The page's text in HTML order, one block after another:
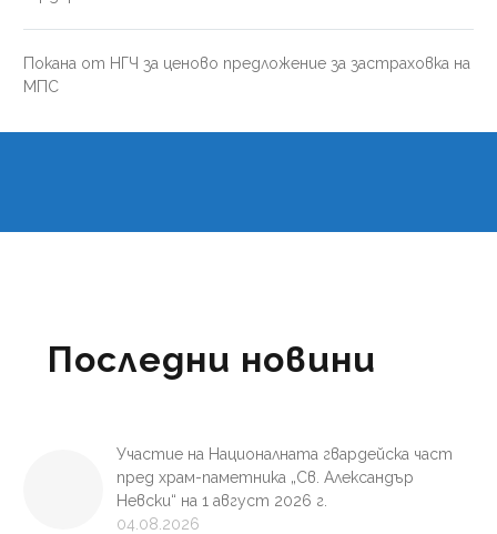
Покана от НГЧ за ценово предложение за застраховка на
МПС
Последни новини
Участие на Националната гвардейска част
пред храм-паметника „Св. Александър
Невски“ на 1 август 2026 г.
04.08.2026